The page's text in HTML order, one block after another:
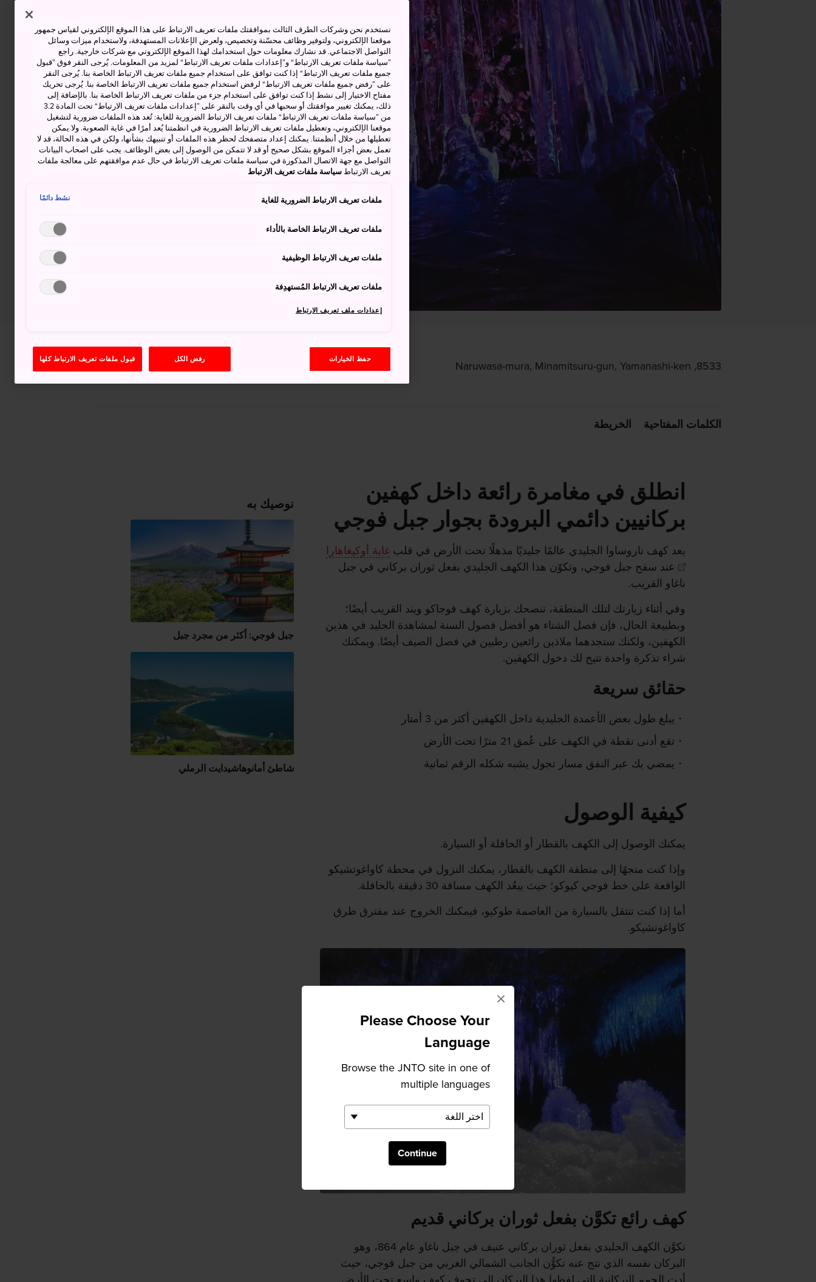
Please Choose Your
Language
Browse the JNTO site in one of
multiple languages
Continue
×
8533, Naruwasa-mura, Minamitsuru-gun, Yamanashi-ken
عرض على خرائط غوغل (Google Maps)
الكلمات المفتاحية الخريطة
انطلق في مغامرة رائعة داخل كهفين
بركانيين دائمي البرودة بجوار جبل فوجي
يعد كهف ناروساوا الجليدي عالمًا جليديًا مذهلًا تحت الأرض في قلب غابة أوكيغاهارا
عند سفح جبل فوجي، وتكوّن هذا الكهف الجليدي بفعل ثوران بركاني في جبل
ناغاو القريب.
وفي أثناء زيارتك لتلك المنطقة، ننصحك بزيارة كهف فوجاكو ويند القريب أيضًا؛
وبطبيعة الحال، فإن فصل الشتاء هو أفضل فصول السنة لمشاهدة الجليد في هذين
الكهفين، ولكنك ستجدهما ملاذين رائعين رطبين في فصل الصيف أيضًا. ويمكنك
شراء تذكرة واحدة تتيح لك دخول الكهفين.
حقائق سريعة
يبلغ طول بعض الأعمدة الجليدية داخل الكهفين أكثر من 3 أمتار
تقع أدنى نقطة في الكهف على عُمق 21 مترًا تحت الأرض
يمضي بك عبر النفق مسار تجول يشبه شكله الرقم ثمانية
كيفية الوصول
يمكنك الوصول إلى الكهف بالقطار أو الحافلة أو السيارة.
وإذا كنت متجهًا إلى منطقة الكهف بالقطار، يمكنك النزول في محطة كاواغوتشيكو
الواقعة على خط فوجي كيوكو؛ حيث يبعُد الكهف مسافة 30 دقيقة بالحافلة.
أما إذا كنت تنتقل بالسيارة من العاصمة طوكيو، فيمكنك الخروج عند مفترق طرق
كاواغوتشيكو.
كهف رائع تكوَّن بفعل ثوران بركاني قديم
تكوَّن الكهف الجليدي بفعل ثوران بركاني عنيف في جبل ناغاو عام 864، وهو
البركان نفسه الذي نتج عنه تكوُّن الجانب الشمالي الغربي من جبل فوجي، حيث
نوصيك به
جبل فوجي: أكثر من مجرد جبل
شاطئ أمانوهاشيدايت الرملي
نستخدم نحن وشركات الطرف الثالث بموافقتك ملفات تعريف الارتباط على هذا الموقع الإلكتروني لقياس جمهور
موقعنا الإلكتروني، ولتوفير وظائف محسّنة وتخصيص، ولعرض الإعلانات المستهدفة، ولاستخدام ميزات وسائل
التواصل الاجتماعي. قد نشارك معلومات حول استخدامك لهذا الموقع الإلكتروني مع شركات خارجية. راجع
”سياسة ملفات تعريف الارتباط“ و”إعدادات ملفات تعريف الارتباط“ لمزيد من المعلومات. يُرجى النقر فوق ”قبول
جميع ملفات تعريف الارتباط“ إذا كنت توافق على استخدام جميع ملفات تعريف الارتباط الخاصة بنا. يُرجى النقر
على ”رفض جميع ملفات تعريف الارتباط“ لرفض استخدام جميع ملفات تعريف الارتباط الخاصة بنا. يُرجى تحريك
مفتاح الاختيار إلى نشط إذا كنت توافق على استخدام جزء من ملفات تعريف الارتباط الخاصة بنا. بالإضافة إلى
ذلك، يمكنك تغيير موافقتك أو سحبها في أي وقت بالنقر على ”إعدادات ملفات تعريف الارتباط“ تحت المادة 3.2
من ”سياسة ملفات تعريف الارتباط“ ملفات تعريف الارتباط الضرورية للغاية: تُعد هذه الملفات ضرورية لتشغيل
موقعنا الإلكتروني، وتعطيل ملفات تعريف الارتباط الضرورية في انظمتنا يُعد أمرًا في غاية الصعوبة. ولا يمكن
تعطيلها من خلال أنظمتنا. يمكنك إعداد متصفحك لحظر هذه الملفات أو تنبيهك بشأنها، ولكن في هذه الحالة، قد لا
تعمل بعض أجزاء الموقع بشكل صحيح أو قد لا تتمكن من الوصول إلى بعض الوظائف. يجب على اصحاب البيانات
التواصل مع جهة الاتصال المذكورة في سياسة ملفات تعريف الارتباط في حال عدم موافقتهم على معالجة ملفات
تعريف الارتباط سياسة ملفات تعريف الارتباط
ملفات تعريف الارتباط الضرورية للغاية نشط دائمًا
ملفات تعريف الارتباط الخاصة بالأداء
ملفات تعريف الارتباط الوظيفية
ملفات تعريف الارتباط المُستهدِفة
إعدادات ملف تعريف الارتباط
حفظ الخيارات رفض الكل قبول ملفات تعريف الارتباط كلها